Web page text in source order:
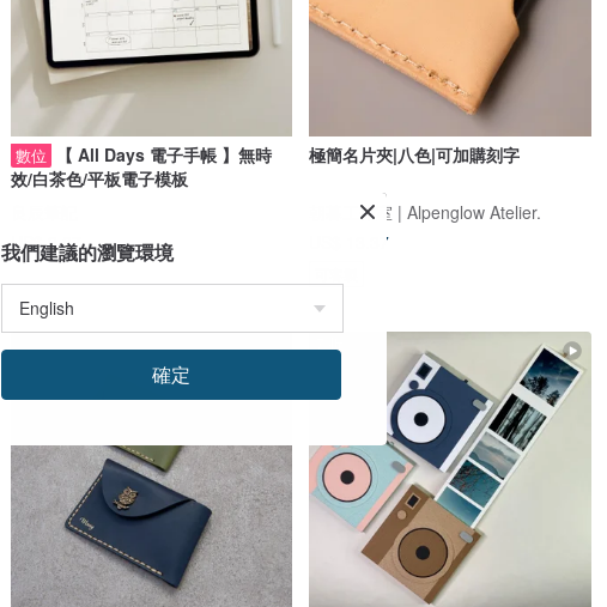
數位
【 All Days 電子手帳 】無時
效/白茶色/平板電子模板
US$ 9.87
極簡名片夾|八色|可加購刻字
朝暮工作室 | Alpenglow Atelier.
US$ 13.37
我們建議的瀏覽環境
確定